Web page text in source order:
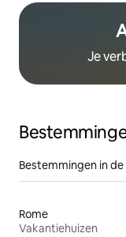
Je
Bestemmingen in
Rome
Vakantiehuizen